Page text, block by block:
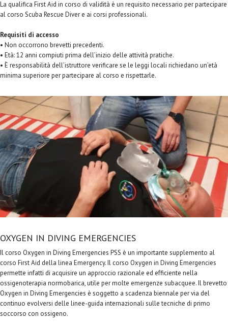
La qualifica First Aid in corso di validità è un requisito necessario per partecipare
al corso Scuba Rescue Diver e ai corsi professionali.
Requisiti di accesso
• Non occorrono brevetti precedenti.
• Età: 12 anni compiuti prima dell’inizio delle attività pratiche.
• È responsabilità dell’istruttore verificare se le leggi locali richiedano un’età
minima superiore per partecipare al corso e rispettarle.
OXYGEN IN DIVING EMERGENCIES
Il corso Oxygen in Diving Emergencies PSS è un importante supplemento al
corso First Aid della linea Emergency. Il corso Oxygen in Diving Emergencies
permette infatti di acquisire un approccio razionale ed efficiente nella
ossigenoterapia normobarica, utile per molte emergenze subacquee. Il brevetto
Oxygen in Diving Emergencies è soggetto a scadenza biennale per via del
continuo evolversi delle linee-guida internazionali sulle tecniche di primo
soccorso con ossigeno.